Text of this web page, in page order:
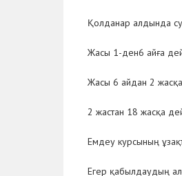
Қолданар алдында
Жасы 1-ден6 айға
Жасы 6 айдан 2 жасқа
2 жастан 18 жасқа
Емдеу курсының
Егер қабылдаудың